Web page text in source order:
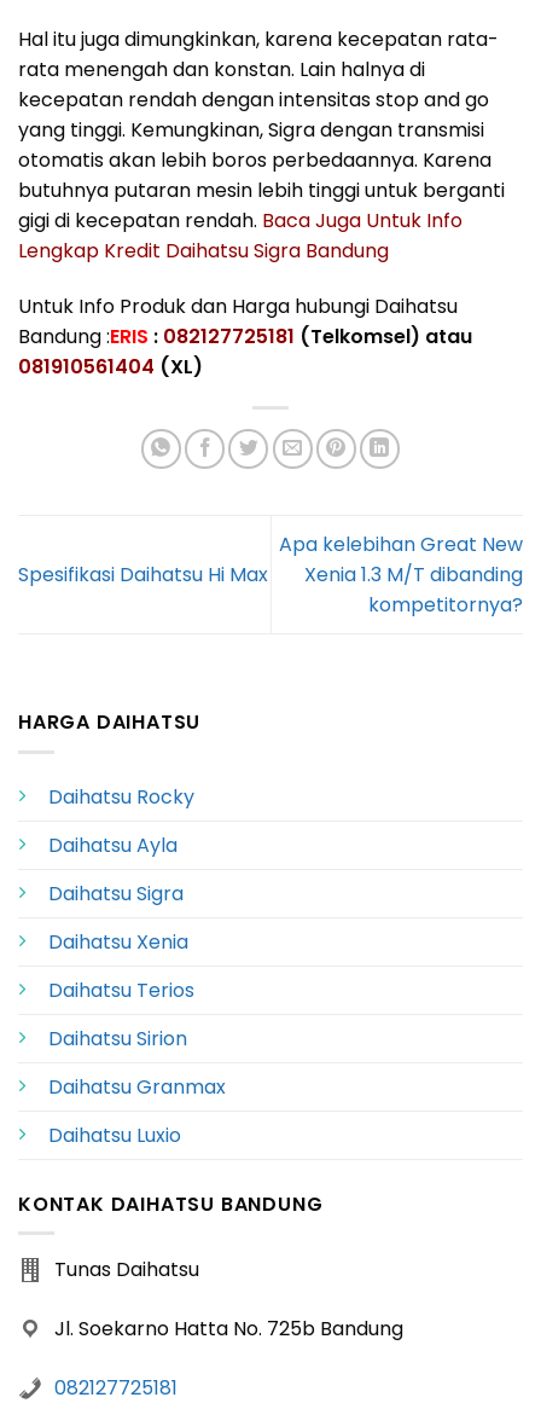
Hal itu juga dimungkinkan, karena kecepatan rata-
rata menengah dan konstan. Lain halnya di
kecepatan rendah dengan intensitas stop and go
yang tinggi. Kemungkinan, Sigra dengan transmisi
otomatis akan lebih boros perbedaannya. Karena
butuhnya putaran mesin lebih tinggi untuk berganti
gigi di kecepatan rendah. Baca Juga Untuk Info
Lengkap Kredit Daihatsu Sigra Bandung
Untuk Info Produk dan Harga hubungi Daihatsu
Bandung :ERIS : 082127725181 (Telkomsel) atau
081910561404 (XL)
Spesifikasi Daihatsu Hi Max
Apa kelebihan Great New
Xenia 1.3 M/T dibanding
kompetitornya?
HARGA DAIHATSU
Daihatsu Rocky
Daihatsu Ayla
Daihatsu Sigra
Daihatsu Xenia
Daihatsu Terios
Daihatsu Sirion
Daihatsu Granmax
Daihatsu Luxio
KONTAK DAIHATSU BANDUNG
Tunas Daihatsu
Jl. Soekarno Hatta No. 725b Bandung
082127725181